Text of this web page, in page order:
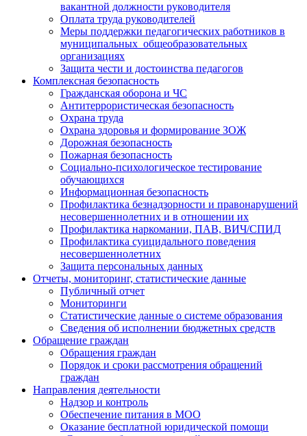
вакантной должности руководителя
Оплата труда руководителей
Меры поддержки педагогических работников в
муниципальных общеобразовательных
организациях
Защита чести и достоинства педагогов
Комплексная безопасность
Гражданская оборона и ЧС
Антитеррористическая безопасность
Охрана труда
Охрана здоровья и формирование ЗОЖ
Дорожная безопасность
Пожарная безопасность
Социально-психологическое тестирование
обучающихся
Информационная безопасность
Профилактика безнадзорности и правонарушений
несовершеннолетних и в отношении их
Профилактика наркомании, ПАВ, ВИЧ/СПИД
Профилактика суицидального поведения
несовершеннолетних
Защита персональных данных
Отчеты, мониторинг, статистические данные
Публичный отчет
Мониторинги
Статистические данные о системе образования
Сведения об исполнении бюджетных средств
Обращение граждан
Обращения граждан
Порядок и сроки рассмотрения обращений
граждан
Направления деятельности
Надзор и контроль
Обеспечение питания в МОО
Оказание бесплатной юридической помощи